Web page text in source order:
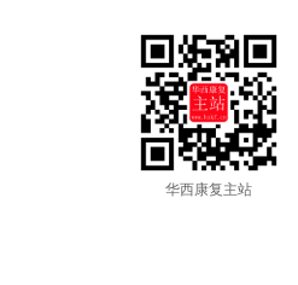
华西康复主站